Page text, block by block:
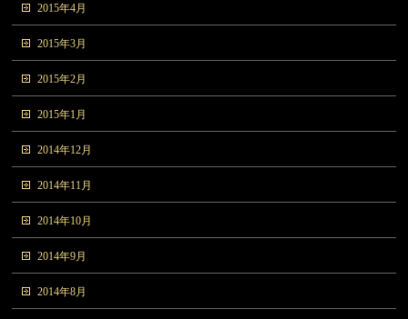
2015年4月
2015年3月
2015年2月
2015年1月
2014年12月
2014年11月
2014年10月
2014年9月
2014年8月